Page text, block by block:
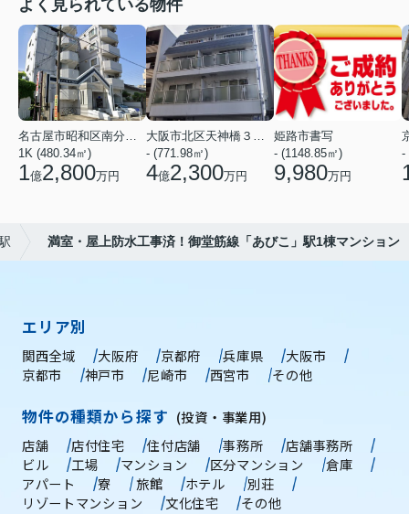
よく見られている物件
名古屋市昭和区南分町３丁目
1K (480.34㎡)
1億2,800万円
大阪市北区天神橋３丁目
- (771.98㎡)
4億2,300万円
姫路市書写
- (1148.85㎡)
9,980万円
-
満室・屋上防水工事済！御堂筋線「あびこ」駅1棟マンション
エリア別
関西全域 大阪府 京都府 兵庫県
大阪市
京都市
神戸市 尼崎市 西宮市 その他
物件の種類から探す (投資・事業用)
店舗
店付住宅 住付店舗 事務所
店舗事務所
ビル
工場 マンション 区分マンション
倉庫
アパート
寮 旅館 ホテル
別荘
リゾートマンション
文化住宅 その他